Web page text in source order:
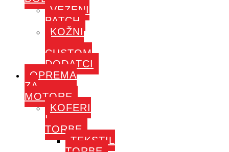
VEZENI
PATCH
KOŽNI
CUSTOM
DODATCI
OPREMA
ZA
MOTORE
KOFERI
I
TORBE
TEKSTIL